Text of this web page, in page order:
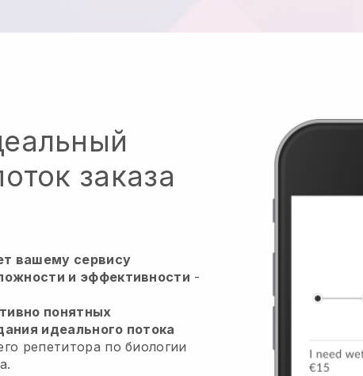
заказа
вашему сервису
и эффективности -
понятных
идеального потока
репетитора по биологии